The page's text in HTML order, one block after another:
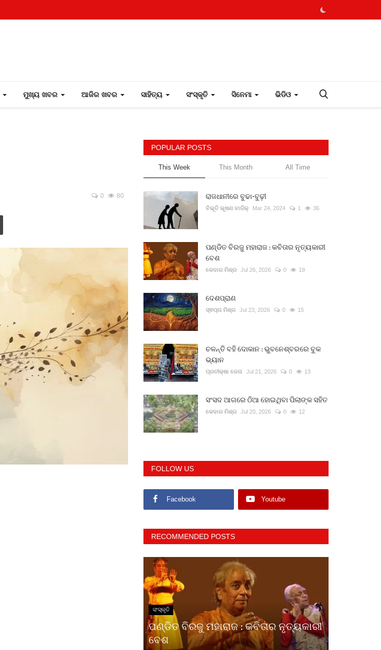
ମୁଖ୍ୟ ଖବର ଆଜିର ଖବର ସାହିତ୍ୟ ସଂସ୍କୃତି ସିନେମା ଭିଡିଓ
0 80
POPULAR POSTS
This Week This Month All Time
ରାଜଧାନୀରେ ବୁଢା-ବୁଢ଼ୀ
ବିଭୂତି ଭୂଷଣ ବାରିକ୍ Mar 24, 2024 1 36
ପଣ୍ଡିତ ବିରଜୁ ମହାରାଜ : କବିତାର ନୃତ୍ୟକାରୀ
ବେଶ
କେଦାର ମିଶ୍ର Jul 26, 2026 0 19
ଦେଶପ୍ରାଣ
ସ୍ଵପ୍ନା ମିଶ୍ର Jul 23, 2026 0 15
ଚଳନ୍ତି ବହି ଦୋକାନ : ଭୁବନେଶ୍ବରରେ ବୁକ
ଭ୍ୟାନ
ପ୍ରତୀକ୍ଷା ଜେନା Jul 21, 2026 0 13
ସଂସଦ ଆଗରେ ଠିଆ ହୋଇଥିବା ପିଲାଙ୍କ ସହିତ
କେଦାର ମିଶ୍ର Jul 20, 2026 0 12
FOLLOW US
Facebook Youtube
RECOMMENDED POSTS
ସଂସ୍କୃତି
ପଣ୍ଡିତ ବିରଜୁ ମହାରାଜ : କବିତାର ନୃତ୍ୟକାରୀ
ବେଶ